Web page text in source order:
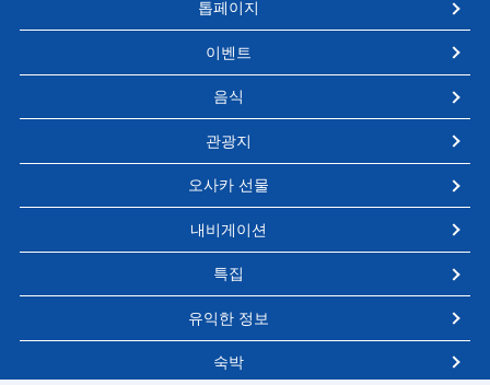
톱페이지
이벤트
음식
관광지
오사카 선물
내비게이션
특집
유익한 정보
숙박